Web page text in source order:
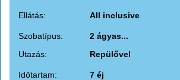
Ellátás: All inclusive
Szobatípus:
2 ágyas...
Utazás:
Repülővel
Időtartam: 7 éj